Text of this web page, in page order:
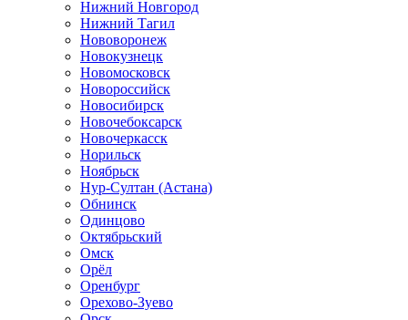
Нижний Новгород
Нижний Тагил
Нововоронеж
Новокузнецк
Новомосковск
Новороссийск
Новосибирск
Новочебоксарск
Новочеркасск
Норильск
Ноябрьск
Нур-Султан (Астана)
Обнинск
Одинцово
Октябрьский
Омск
Орёл
Оренбург
Орехово-Зуево